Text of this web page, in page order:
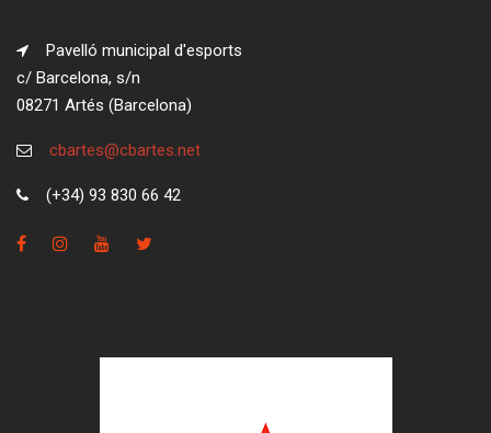
Pavelló municipal d'esports
c/ Barcelona, s/n
08271 Artés (Barcelona)
cbartes@cbartes.net
(+34) 93 830 66 42